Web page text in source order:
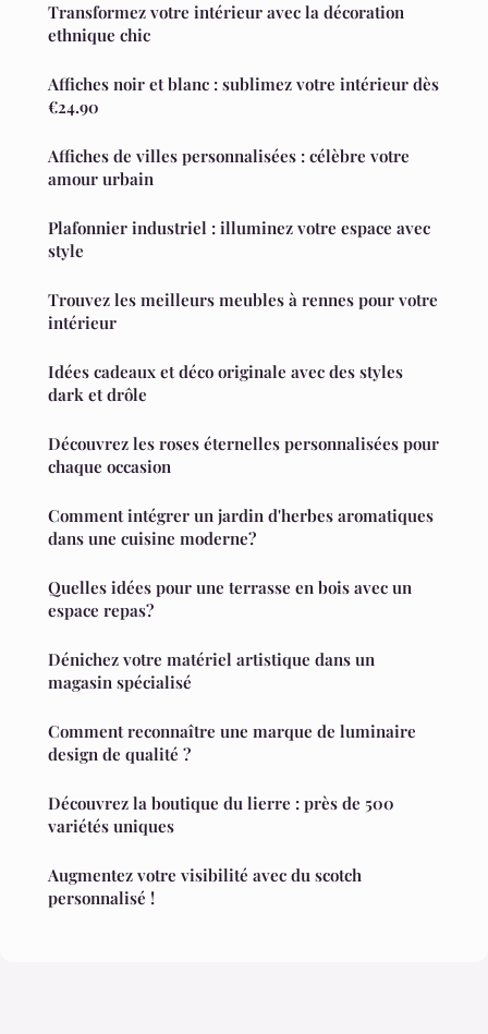
Transformez votre intérieur avec la décoration
ethnique chic
Affiches noir et blanc : sublimez votre intérieur dès
€24.90
Affiches de villes personnalisées : célèbre votre
amour urbain
Plafonnier industriel : illuminez votre espace avec
style
Trouvez les meilleurs meubles à rennes pour votre
intérieur
Idées cadeaux et déco originale avec des styles
dark et drôle
Découvrez les roses éternelles personnalisées pour
chaque occasion
Comment intégrer un jardin d'herbes aromatiques
dans une cuisine moderne?
Quelles idées pour une terrasse en bois avec un
espace repas?
Dénichez votre matériel artistique dans un
magasin spécialisé
Comment reconnaître une marque de luminaire
design de qualité ?
Découvrez la boutique du lierre : près de 500
variétés uniques
Augmentez votre visibilité avec du scotch
personnalisé !